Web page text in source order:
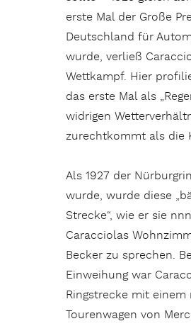
erste Mal der Große
Deutschland für
wurde, verließ
Wettkampf. Hier
das erste Mal als
widrigen
zurechtkommt als die
Als 1927 der
wurde, wurde diese
Strecke“, wie er sie
Caracciolas
Becker zu sprechen.
Einweihung war
Ringstrecke mit
Tourenwagen von